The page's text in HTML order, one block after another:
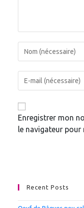
Enregistrer mon
le navigateur
Recent Posts